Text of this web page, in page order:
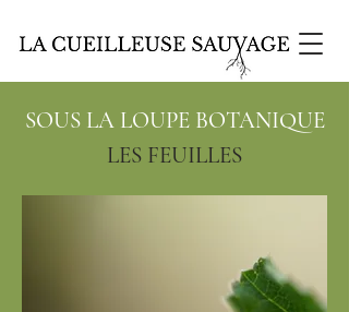
SOUS LA LOUPE BOTANIQUE
LES FEUILLES